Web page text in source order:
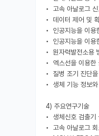
•  고속 아날로그
•  데이터 제어 및
•  인공지능을 이용
•  인공지능을 이용
•  원자력발전소용
•  엑스선을 이용한
•  질병 조기 진단
•  생체 기능 정보
4) 주요연구기술
•  생체신호 검출
•  고속 아날로그